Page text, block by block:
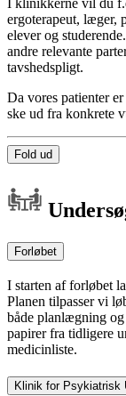
I klinikkerne vil du
ergoterapeut, læger,
elever og
andre relevante
tavshedspligt.
Da vores patienter
ske ud fra konkrete
Fold ud
Forløbet
I starten af forløbet
Planen tilpasser vi
både planlægning
papirer fra tidligere
medicinliste.
Klinik for Psykiatrisk